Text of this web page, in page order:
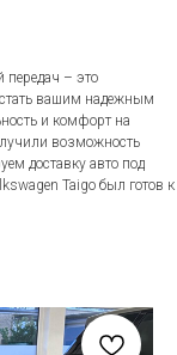
передач – это
вашим надежным
и комфорт на
возможность
доставку авто под
Taigo был готов к